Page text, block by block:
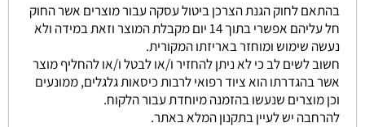
בהתאם לחוק הגנת הצרכן ביטול עסקה עבור מוצרים אשר החוק
חל עליהם אפשרי בתוך 14 יום מקבלת המוצר וזאת במידה ולא
נעשה שימוש ומוחזר באריזתו המקורית.
חשוב לשים לב כי לא ניתן להחזיר ו/או לבטל ו/או להחליף מוצר
אשר בהגדרתו הוא ציוד רפואי לרבות כיסאות גלגלים, ממונעים
וכן מוצרים שנעשו בהזמנה מיוחדת עבור הלקוח.
להרחבה יש לעיין בתקנון המלא באתר.